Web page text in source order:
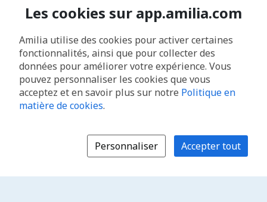
Les cookies sur app.amilia.com
Amilia utilise des cookies pour activer certaines
fonctionnalités, ainsi que pour collecter des
données pour améliorer votre expérience. Vous
pouvez personnaliser les cookies que vous
acceptez et en savoir plus sur notre Politique en
matière de cookies.
Personnaliser Accepter tout